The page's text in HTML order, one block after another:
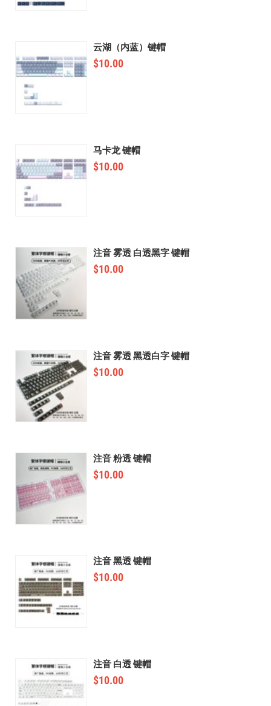
云湖（内蓝）键帽
$10.00
马卡龙 键帽
$10.00
注音 雾透 白透黑字 键帽
$10.00
注音 雾透 黑透白字 键帽
$10.00
注音 粉透 键帽
$10.00
注音 黑透 键帽
$10.00
注音 白透 键帽
$10.00